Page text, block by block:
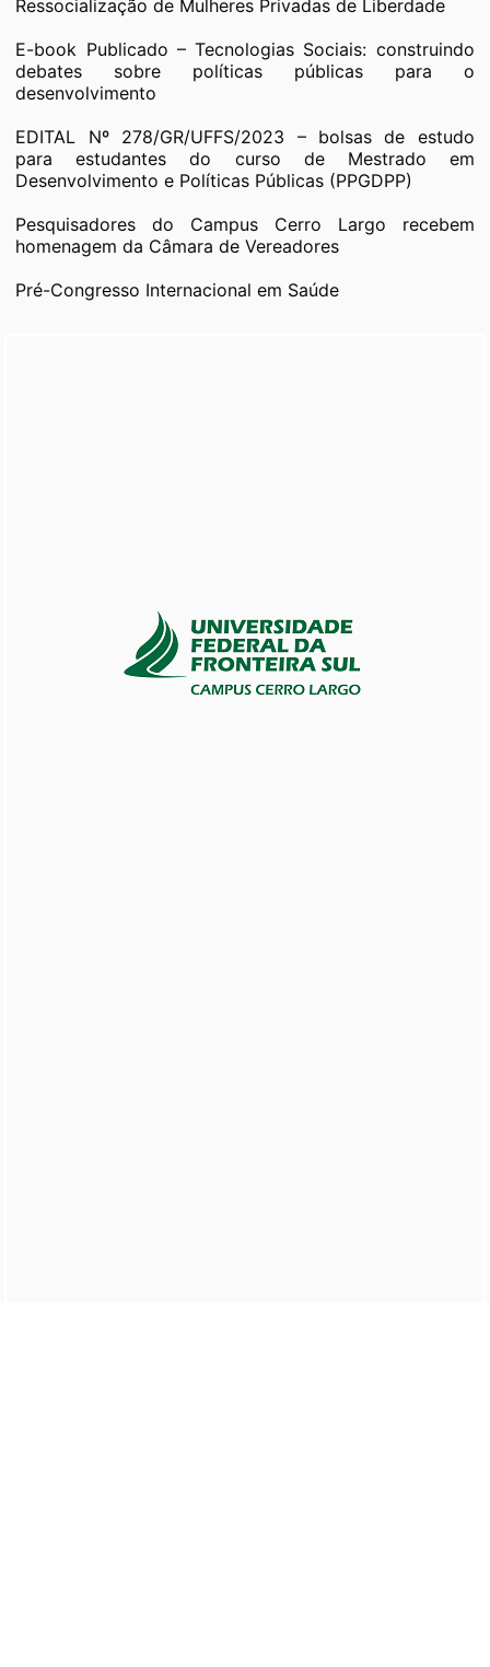
Ressocialização de Mulheres Privadas de Liberdade
E-book Publicado – Tecnologias Sociais: construindo
debates sobre políticas públicas para o
desenvolvimento
EDITAL Nº 278/GR/UFFS/2023 – bolsas de estudo
para estudantes do curso de Mestrado em
Desenvolvimento e Políticas Públicas (PPGDPP)
Pesquisadores do Campus Cerro Largo recebem
homenagem da Câmara de Vereadores
Pré-Congresso Internacional em Saúde